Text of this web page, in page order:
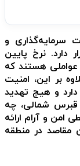
سرمایه‌گذاری و
دارد. نرخ پایین
عواملی هستند که
بر این، امنیت
و هیچ تهدید
قبرس شمالی، چه
امن و آرام ارائه
مقاصد در منطقه